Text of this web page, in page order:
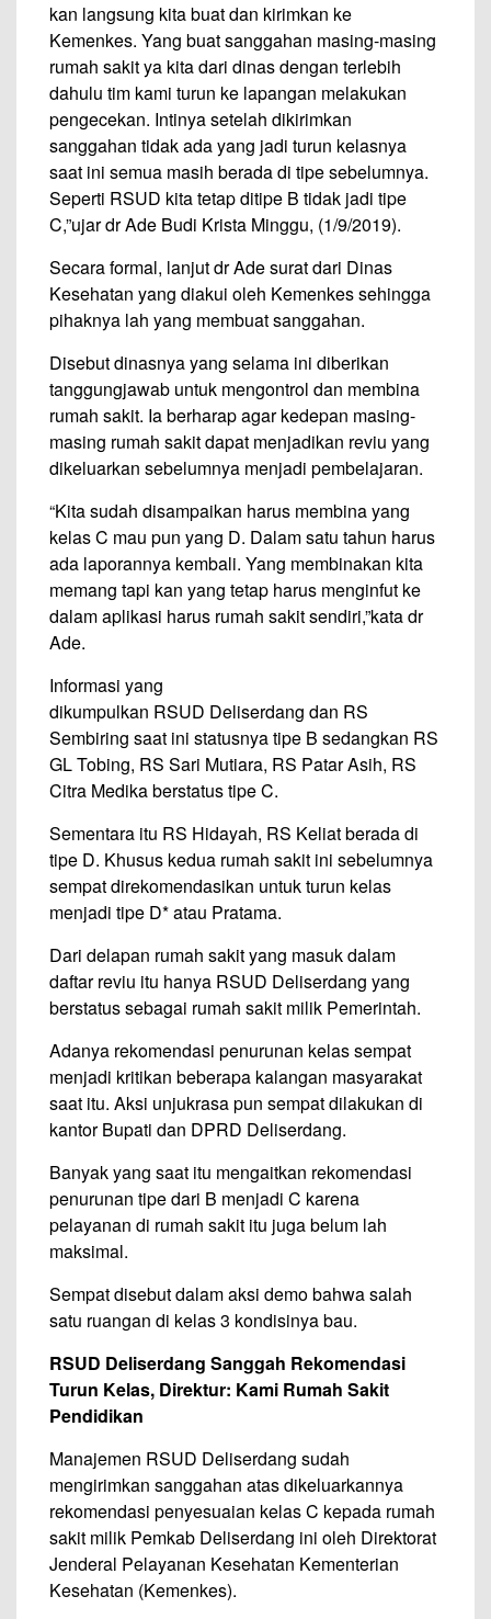
kan langsung kita buat dan kirimkan ke
Kemenkes. Yang buat sanggahan masing-masing
rumah sakit ya kita dari dinas dengan terlebih
dahulu tim kami turun ke lapangan melakukan
pengecekan. Intinya setelah dikirimkan
sanggahan tidak ada yang jadi turun kelasnya
saat ini semua masih berada di tipe sebelumnya.
Seperti RSUD kita tetap ditipe B tidak jadi tipe
C,”ujar dr Ade Budi Krista Minggu, (1/9/2019).
Secara formal, lanjut dr Ade surat dari Dinas
Kesehatan yang diakui oleh Kemenkes sehingga
pihaknya lah yang membuat sanggahan.
Disebut dinasnya yang selama ini diberikan
tanggungjawab untuk mengontrol dan membina
rumah sakit. Ia berharap agar kedepan masing-
masing rumah sakit dapat menjadikan reviu yang
dikeluarkan sebelumnya menjadi pembelajaran.
“Kita sudah disampaikan harus membina yang
kelas C mau pun yang D. Dalam satu tahun harus
ada laporannya kembali. Yang membinakan kita
memang tapi kan yang tetap harus menginfut ke
dalam aplikasi harus rumah sakit sendiri,”kata dr
Ade.
Informasi yang
dikumpulkan RSUD Deliserdang dan RS
Sembiring saat ini statusnya tipe B sedangkan RS
GL Tobing, RS Sari Mutiara, RS Patar Asih, RS
Citra Medika berstatus tipe C.
Sementara itu RS Hidayah, RS Keliat berada di
tipe D. Khusus kedua rumah sakit ini sebelumnya
sempat direkomendasikan untuk turun kelas
menjadi tipe D* atau Pratama.
Dari delapan rumah sakit yang masuk dalam
daftar reviu itu hanya RSUD Deliserdang yang
berstatus sebagai rumah sakit milik Pemerintah.
Adanya rekomendasi penurunan kelas sempat
menjadi kritikan beberapa kalangan masyarakat
saat itu. Aksi unjukrasa pun sempat dilakukan di
kantor Bupati dan DPRD Deliserdang.
Banyak yang saat itu mengaitkan rekomendasi
penurunan tipe dari B menjadi C karena
pelayanan di rumah sakit itu juga belum lah
maksimal.
Sempat disebut dalam aksi demo bahwa salah
satu ruangan di kelas 3 kondisinya bau.
RSUD Deliserdang Sanggah Rekomendasi
Turun Kelas, Direktur: Kami Rumah Sakit
Pendidikan
Manajemen RSUD Deliserdang sudah
mengirimkan sanggahan atas dikeluarkannya
rekomendasi penyesuaian kelas C kepada rumah
sakit milik Pemkab Deliserdang ini oleh Direktorat
Jenderal Pelayanan Kesehatan Kementerian
Kesehatan (Kemenkes).